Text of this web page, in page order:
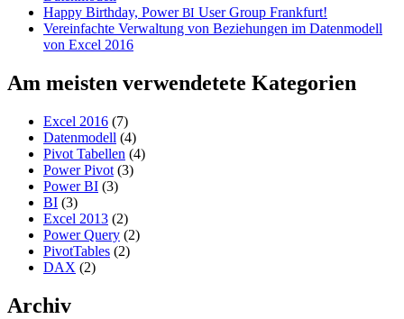
Happy Birthday, PowerBI User Group Frankfurt!
Vereinfachte Verwaltung von Beziehungen im Datenmodell
von Excel 2016
Am meisten verwendetete Kategorien
Excel 2016 (7)
Datenmodell (4)
Pivot Tabellen (4)
Power Pivot (3)
Power BI (3)
BI (3)
Excel 2013 (2)
Power Query (2)
PivotTables (2)
DAX (2)
Archiv